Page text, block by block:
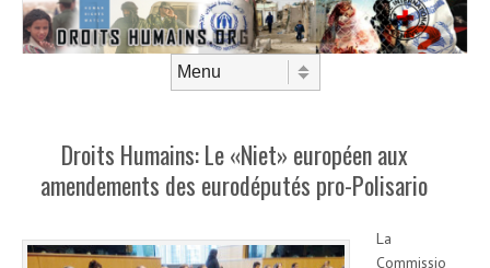
Droits Humains: Le «Niet» européen aux
amendements des eurodéputés pro-Polisario
La
Commissio